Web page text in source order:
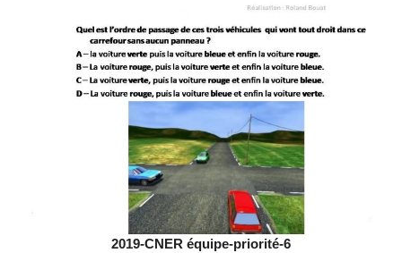
2019-CNER équipe-priorité-6